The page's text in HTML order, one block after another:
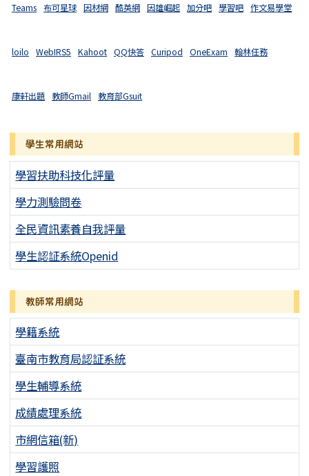
Teams 布可星球 因材網 酷英網 因雄崛起 加分吧 學習吧 作文易學堂
loilo WebIRS5 Kahoot QQ快答 Curipod OneExam 翰林任務
康軒出題 教師Gmail 教育部Gsuit
學生常用網站
學習扶助科技化評量
學力測驗問卷
全民資訊素養自我評量
學生認証系統Openid
教師常用網站
學籍系統
臺南市教育局認証系統
學生輔導系統
成績處理系統
市網信箱(新)
學習護照